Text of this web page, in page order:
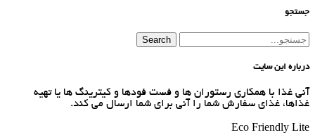
جستجو
Search
درباره این سایت
آنی غذا با همكاری رستوران ها و فست فودها و كیترینگ ها یا تهیه
غذاها، غذای سفارش شما را آنی برای شما ارسال می كند.
Eco Friendly Lite